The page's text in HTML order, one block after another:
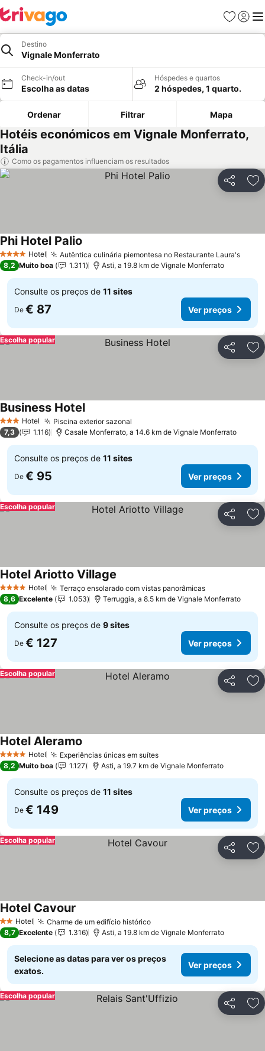
Favoritos
Iniciar
Destino
Vignale Monferrato
Check-in/out
Escolha as datas
Hóspedes e quartos
2 hóspedes, 1 quarto.
Ordenar Filtrar Mapa
Hotéis económicos em Vignale Monferrato,
Itália
Como os pagamentos influenciam os resultados
Partilhar
4 EstrelasHotel Autêntica culinária piemontesa no Restaurante Laura's
Phi Hotel Palio
8,2 Muito boa 1.311 Asti, a 19.8 km de Vignale Monferrato
Consulte os preços de 11 sites
De € 87 Ver preços
Partilhar
Escolha popular
3 EstrelasHotel Piscina exterior sazonal
Business Hotel
7,3 1.116 Casale Monferrato, a 14.6 km de Vignale Monferrato
Consulte os preços de 11 sites
De € 95 Ver preços
Partilhar
Escolha popular
4 EstrelasHotel Terraço ensolarado com vistas panorâmicas
Hotel Ariotto Village
8,6 Excelente 1.053 Terruggia, a 8.5 km de Vignale Monferrato
Consulte os preços de 9 sites
De € 127 Ver preços
Partilhar
Escolha popular
4 EstrelasHotel Experiências únicas em suítes
Hotel Aleramo
8,2 Muito boa 1.127 Asti, a 19.7 km de Vignale Monferrato
Consulte os preços de 11 sites
De € 149 Ver preços
Partilhar
Escolha popular
2 Estrelas
Hotel Charme de um edifício histórico
Hotel Cavour
8,7 Excelente 1.316 Asti, a 19.8 km de Vignale Monferrato
Selecione as datas para ver os preços
exatos.
Ver preços
Partilhar
Escolha popular